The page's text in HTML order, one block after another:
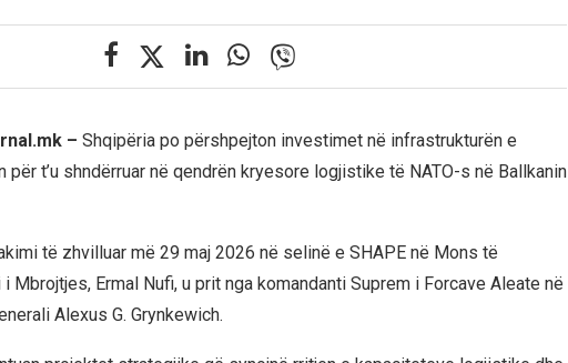
– Shqipëria po përshpejton investimet në infrastrukturën e
për t’u shndërruar në qendrën kryesore logjistike të NATO-s në Ballkanin
të zhvilluar më 29 maj 2026 në selinë e SHAPE në Mons të
Mbrojtjes, Ermal Nufi, u prit nga komandanti Suprem i Forcave Aleate në
Alexus G. Grynkewich.